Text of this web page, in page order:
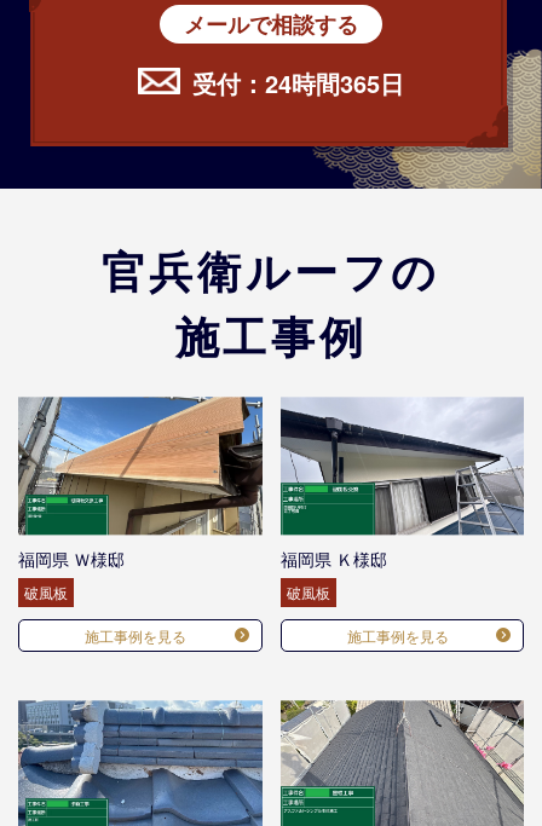
メールで相談する
受付：24時間365日
官兵衛ルーフの
施工事例
福岡県 Ｗ様邸
破風板
施工事例を見る
福岡県 Ｋ様邸
破風板
施工事例を見る